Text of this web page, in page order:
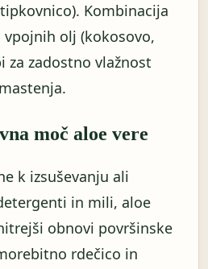
Kombinacija
vpojnih olj (kokosovo,
za zadostno vlažnost
moč aloe vere
k izsuševanju ali
in mili, aloe
obnovi površinske
rdečico in